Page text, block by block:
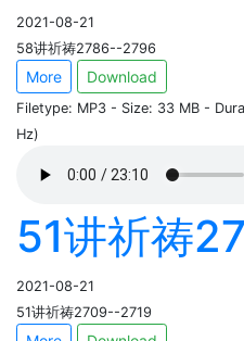
2021-08-21
58讲祈祷2786--2796
More Download
Filetype: MP3 - Size: 33 MB -
Hz)
51讲祈祷
2021-08-21
51讲祈祷2709--2719